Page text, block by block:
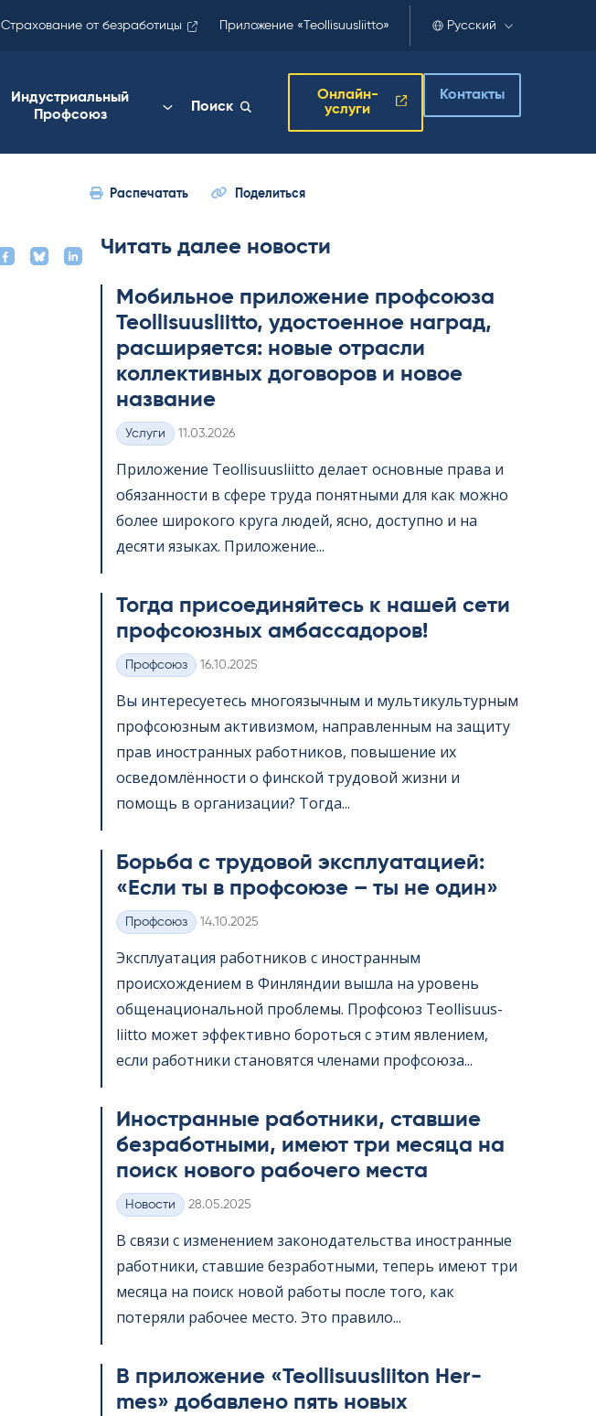
Страхование от безработицы Приложение «Teollisuusliitto» Русский
Индустриальный
Профсоюз
Поиск
Онлайн-
услуги
Контакты
Распечатать Поделиться
Читать далее новости
Мобильное приложение профсоюза
Teol­li­suus­liitto, удостоенное наград,
расширяется: новые отрасли
коллективных договоров и новое
название
Категории
Услуги Kirjoitettu
11.03.2026
Приложение Teol­li­suus­liitto делает основные права и
обязанности в сфере труда понятными для как можно
более широкого круга людей, ясно, доступно и на
десяти языках. Приложение...
Тогда присоединяйтесь к нашей сети
профсоюзных амбассадоров!
Категории
Профсоюз Kirjoitettu
16.10.2025
Вы интересуетесь многоязычным и мультикультурным
профсоюзным активизмом, направленным на защиту
прав иностранных работников, повышение их
осведомлённости о финской трудовой жизни и
помощь в организации? Тогда...
Борьба с трудовой эксплуатацией:
«Если ты в профсоюзе – ты не один»
Категории
Профсоюз Kirjoitettu
14.10.2025
Эксплуатация работников с иностранным
происхождением в Финляндии вышла на уровень
общенациональной проблемы. Профсоюз Teol­li­suus­
liitto может эффективно бороться с этим явлением,
если работники становятся членами профсоюза...
Иностранные работники, ставшие
безработными, имеют три месяца на
поиск нового рабочего места
Категории
Hовости Kirjoitettu
28.05.2025
В связи с изменением законодательства иностранные
работники, ставшие безработными, теперь имеют три
месяца на поиск новой работы после того, как
потеряли рабочее место. Это правило...
В приложение «Teol­li­suus­lii­ton Her­
mes» добавлено пять новых